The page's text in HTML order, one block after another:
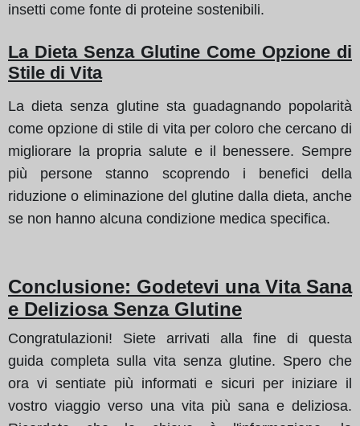
insetti come fonte di proteine sostenibili.
La Dieta Senza Glutine Come Opzione di
Stile di Vita
La dieta senza glutine sta guadagnando popolarità
come opzione di stile di vita per coloro che cercano di
migliorare la propria salute e il benessere. Sempre
più persone stanno scoprendo i benefici della
riduzione o eliminazione del glutine dalla dieta, anche
se non hanno alcuna condizione medica specifica.
Conclusione: Godetevi una Vita Sana
e Deliziosa Senza Glutine
Congratulazioni! Siete arrivati alla fine di questa
guida completa sulla vita senza glutine. Spero che
ora vi sentiate più informati e sicuri per iniziare il
vostro viaggio verso una vita più sana e deliziosa.